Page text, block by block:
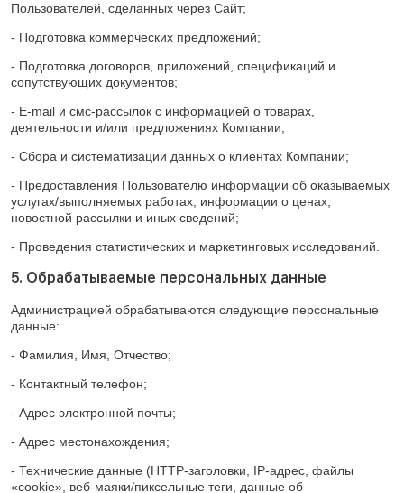
Пользователей, сделанных через Сайт;
- Подготовка коммерческих предложений;
- Подготовка договоров, приложений, спецификаций и
сопутствующих документов;
- E-mail и смс-рассылок с информацией о товарах,
деятельности и/или предложениях Компании;
- Сбора и систематизации данных о клиентах Компании;
- Предоставления Пользователю информации об оказываемых
услугах/выполняемых работах, информации о ценах,
новостной рассылки и иных сведений;
- Проведения статистических и маркетинговых исследований.
5. Обрабатываемые персональных данные
Администрацией обрабатываются следующие персональные
данные:
- Фамилия, Имя, Отчество;
- Контактный телефон;
- Адрес электронной почты;
- Адрес местонахождения;
- Технические данные (HTTP-заголовки, IP-адрес, файлы
«cookie», веб-маяки/пиксельные теги, данные об